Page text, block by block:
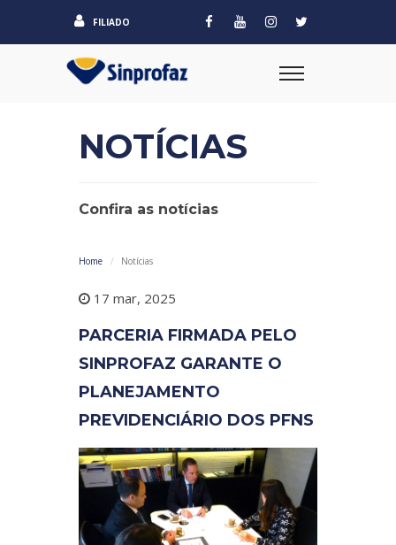
FILIADO
NOTÍCIAS
Confira as notícias
Home Notícias
17 mar, 2025
PARCERIA FIRMADA PELO
SINPROFAZ GARANTE O
PLANEJAMENTO
PREVIDENCIÁRIO DOS PFNS